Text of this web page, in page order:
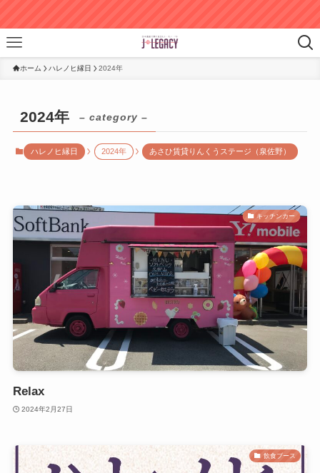
ホーム ハレノヒ縁日 2024年
2024年 – category –
ハレノヒ縁日 2024年 あさひ賃貸りんくうステージ（泉佐野）
キッチンカー
Relax
2024年2月27日
飲食ブース